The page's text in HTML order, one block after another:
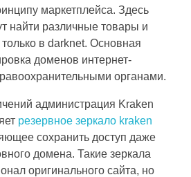
маркетплейса. Здесь
найти различные товары и
в darknet. Основная
доменов интернет-
органами.
администрация Kraken
резервное зеркало kraken
сохранить доступ даже
домена. Такие зеркала
оригинального сайта, но